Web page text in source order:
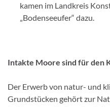
kamen im Landkreis
„Bodenseeufer“ dazu.
Intakte Moore sind für den
Der Erwerb von natur- und
Grundstücken gehört zur